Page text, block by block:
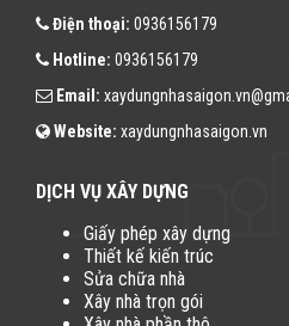
Điện thoại: 0936156179
Hotline: 0936156179
Email:
Website: xaydungnhasaigon.vn
DỊCH VỤ XÂY DỰNG
Giấy phép xây dựng
Thiết kế kiến trúc
Sửa chữa nhà
Xây nhà trọn gói